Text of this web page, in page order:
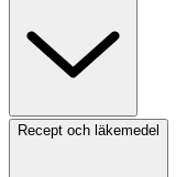
Recept och läkemedel